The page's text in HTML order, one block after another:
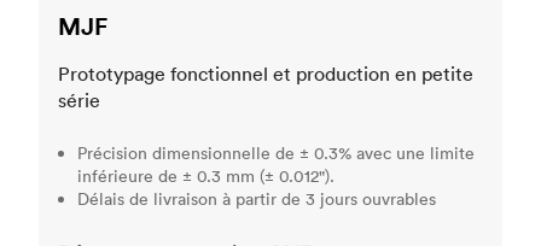
MJF
Prototypage fonctionnel et production en petite
série
Précision dimensionnelle de ± 0.3% avec une limite
inférieure de ± 0.3 mm (± 0.012").
Délais de livraison à partir de 3 jours ouvrables